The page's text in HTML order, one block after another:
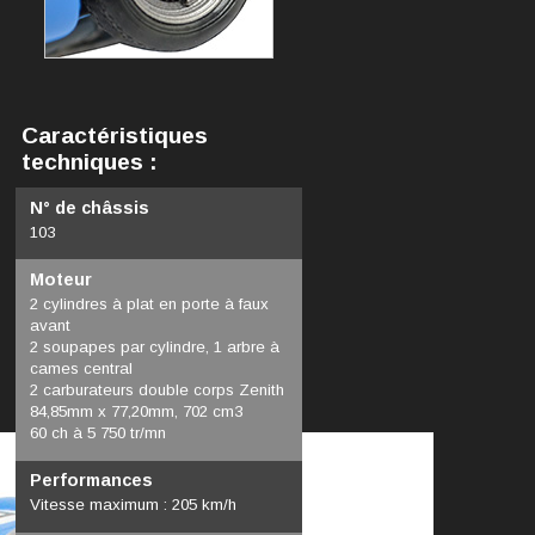
Caractéristiques
techniques :
N° de châssis
103
Moteur
2 cylindres à plat en porte à faux
avant
2 soupapes par cylindre, 1 arbre à
cames central
2 carburateurs double corps Zenith
84,85mm x 77,20mm, 702 cm3
60 ch à 5 750 tr/mn
Performances
Vitesse maximum : 205 km/h